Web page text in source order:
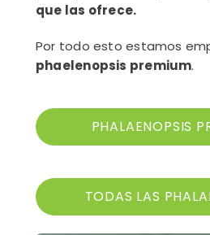
que las ofrece.
Por todo esto estamos
phaelenopsis premium.
PHALAENOPSIS
TODAS LAS